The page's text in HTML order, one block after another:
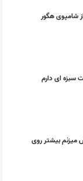
شامپوی هگور
با۳۹سال که پوست سبزه ای دارم
جوش میزنم بیشتر روی